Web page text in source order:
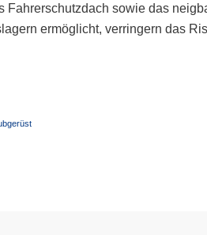
sowie das
ermöglicht, verringern das